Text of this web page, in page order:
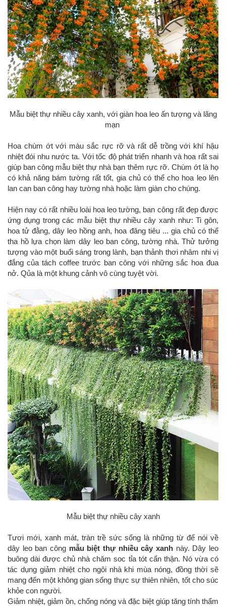
Mẫu biệt thự nhiều cây xanh, với giàn hoa leo ấn tượng và lãng
mạn
Hoa chùm ớt với màu sắc rực rỡ và rất dễ trồng với khí hậu
nhiệt đói nhu nước ta. Với tốc độ phát triển nhanh và hoa rất sai
giúp ban công mẫu biệt thự nhà bạn thêm rực rỡ. Chùm ớt là họ
có khả năng bám tường rất tốt, gia chủ có thể cho hoa leo lên
lan can ban công hay tường nhà hoặc làm giàn cho chúng.
Hiện nay có rất nhiều loài hoa leo tường, ban công rất đẹp được
ứng dụng trong các mẫu biệt thự nhiều cây xanh như: Ti gôn,
hoa tử đằng, dây leo hồng anh, hoa đăng tiêu ... gia chủ có thể
tha hồ lựa chọn làm dây leo ban công, tường nhà. Thử tưởng
tượng vào một buổi sáng trong lành, bạn thảnh thơi nhâm nhi vị
đắng của tách coffee trước ban công với những sắc hoa đua
nở. Qủa là một khung cảnh vô cùng tuyệt vời.
Mẫu biệt thự nhiều cây xanh
Tươi mới, xanh mát, tràn trề sức sống là những từ để nói về
dây leo ban công mẫu biệt thự nhiều cây xanh này. Dây leo
buông dài được chủ nhà chăm soc tỉa tót cẩn thận. Nó vừa có
tác dụng giảm nhiệt cho ngôi nhà khi mùa nóng, đồng thời sẽ
mang đến một không gian sống thực sự thiên nhiên, tốt cho súc
khỏe con người.
Giảm nhiệt, giảm ồn, chống nóng và đặc biệt giúp tăng tính thẩm